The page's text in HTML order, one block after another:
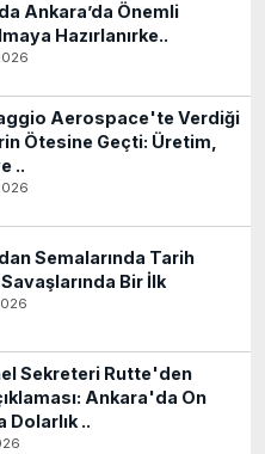
Ankara’da Önemli
Hazırlanırke..
Aerospace'te Verdiği
Ötesine Geçti: Üretim,
..
Semalarında Tarih
Savaşlarında Bir İlk
Sekreteri Rutte'den
Ankara'da On
Dolarlık ..